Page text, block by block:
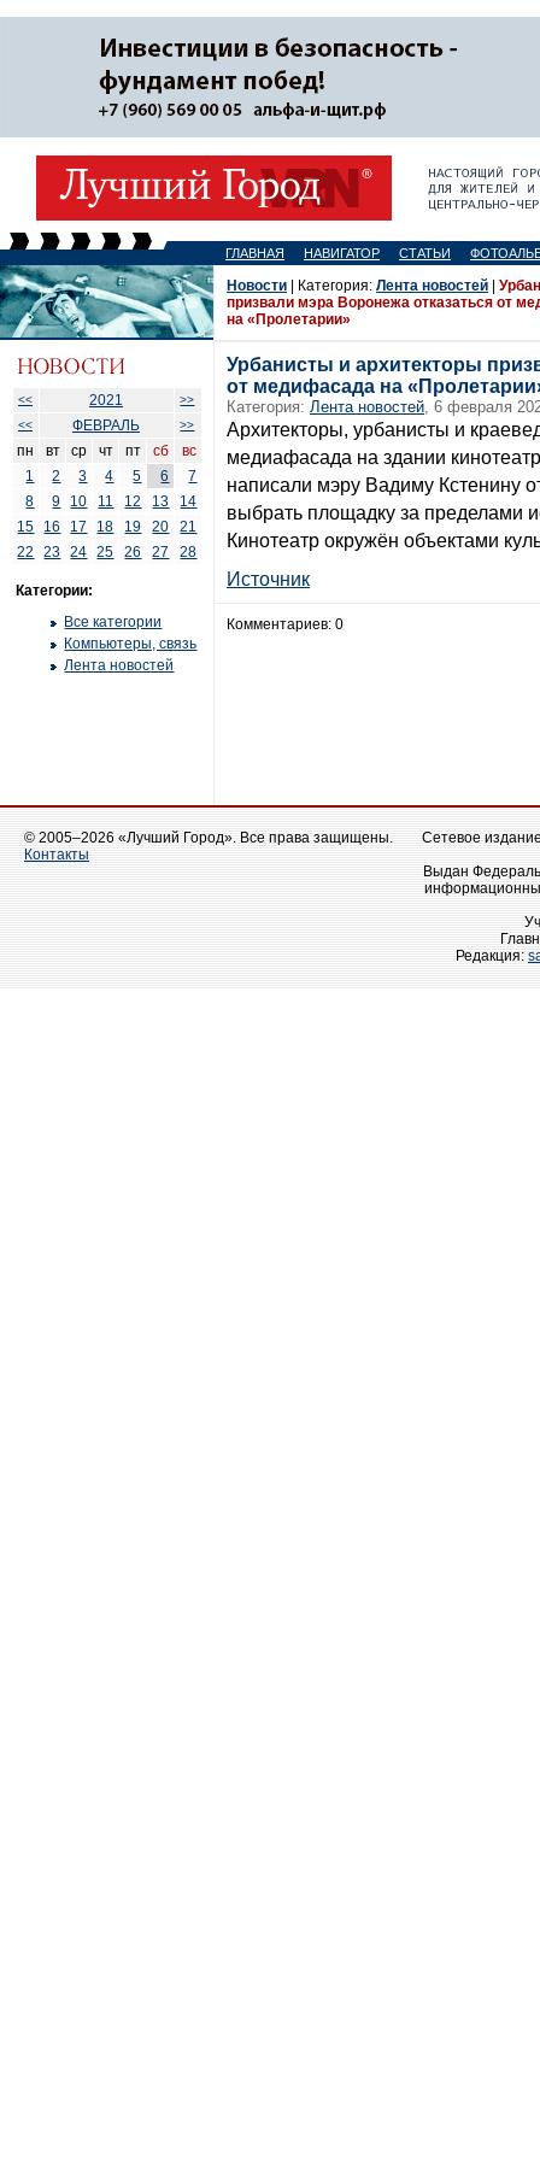
ГЛАВНАЯ НАВИГАТОР СТАТЬИ
<< 2021
>>
<<
ФЕВРАЛЬ >>
пн вт ср чт пт сб
вс
1
2 3 4 5 6
7
8
9 10 11 12 13
14
15
16 17 18 19 20
21
22
23 24 25 26 27 28
Категории:
Все категории
Компьютеры, связь
Лента новостей
Новости | Категория: Лента новостей
призвали мэра Воронежа отказаться от
на «Пролетарии»
Урбанисты и архитекторы
от медифасада на
Категория: Лента новостей, 6 февраля
Архитекторы, урбанисты и
медиафасада на здании
написали мэру Вадиму Кстенину
выбрать площадку за пределами
Кинотеатр окружён объектами
Источник
Комментариев: 0
© 2005–2026 «Лучший Город». Все права защищены.
Контакты
Сетевое
Выдан
Редакция: